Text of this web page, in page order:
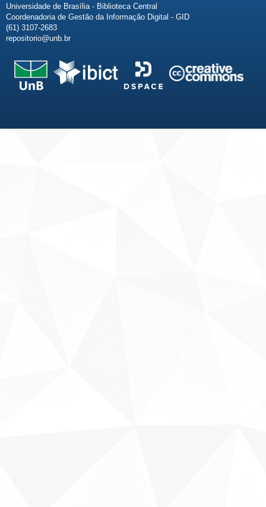
Universidade de Brasília - Biblioteca Central
Coordenadoria de Gestão da Informação Digital - GID
(61) 3107-2683
repositorio@unb.br